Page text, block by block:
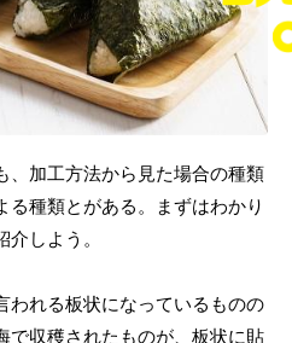
、加工方法から見た場合の種類
る種類とがある。まずはわかり
しよう。
われる板状になっているものの
で収穫されたものが、板状に貼